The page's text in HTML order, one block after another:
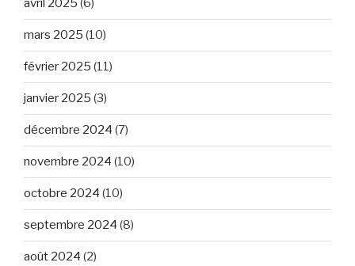
avril 2025 (6)
mars 2025 (10)
février 2025 (11)
janvier 2025 (3)
décembre 2024 (7)
novembre 2024 (10)
octobre 2024 (10)
septembre 2024 (8)
août 2024 (2)